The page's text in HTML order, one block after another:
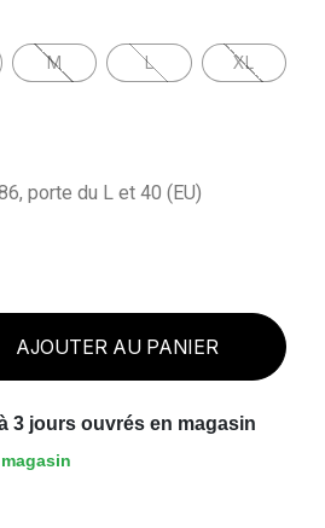
M L XL
porte du L et 40 (EU)
AJOUTER AU PANIER
3 jours ouvrés en magasin